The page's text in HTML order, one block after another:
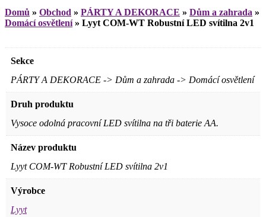
Domů » Obchod » PÁRTY A DEKORACE » Dům a zahrada »
Domácí osvětlení» Lyyt COM-WT Robustní LED svítilna 2v1
Sekce
PÁRTY A DEKORACE -> Dům a zahrada -> Domácí osvětlení
Druh produktu
Vysoce odolná pracovní LED svítilna na tři baterie AA.
Název produktu
Lyyt COM-WT Robustní LED svítilna 2v1
Výrobce
Lyyt